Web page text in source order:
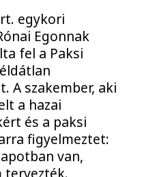
egykori
Egonnak
fel a Paksi
A szakember, aki
a hazai
és a paksi
figyelmeztet:
van,
tervezték.